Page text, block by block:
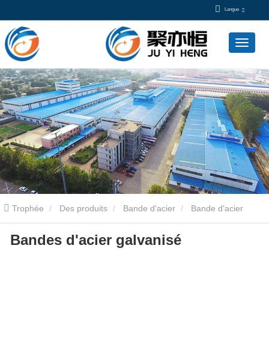
Langue
Trophée Des produits Bande d'acier Bande d'acier
galvanisé Bandes d'acier galvanisé
Bandes d'acier galvanisé